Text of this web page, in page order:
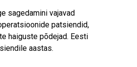
sagedamini vajavad
patsiendid,
haiguste põdejad. Eesti
aastas.